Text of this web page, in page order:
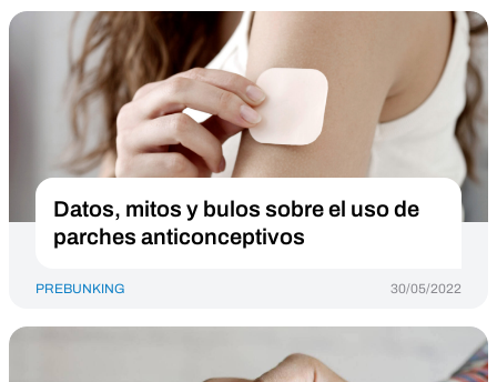
Datos, mitos y bulos sobre el uso de
parches anticonceptivos
PREBUNKING 30/05/2022